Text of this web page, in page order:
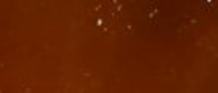
Zum
Inhalt
springen